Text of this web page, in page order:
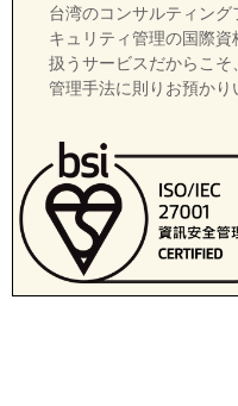
台湾のコンサルティン
キュリティ管理の国際
扱うサービスだからこ
管理手法に則りお預かり